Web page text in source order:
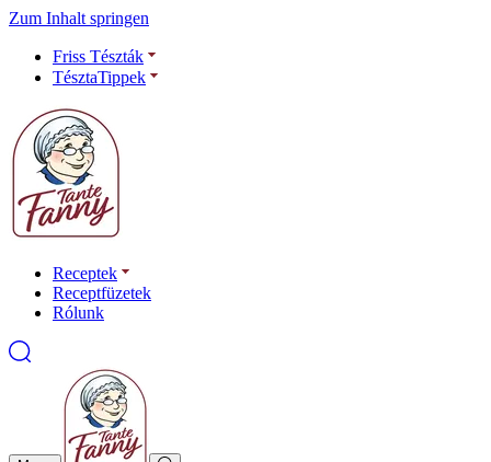
Zum Inhalt springen
Friss Tészták
TésztaTippek
Receptek
Receptfüzetek
Rólunk